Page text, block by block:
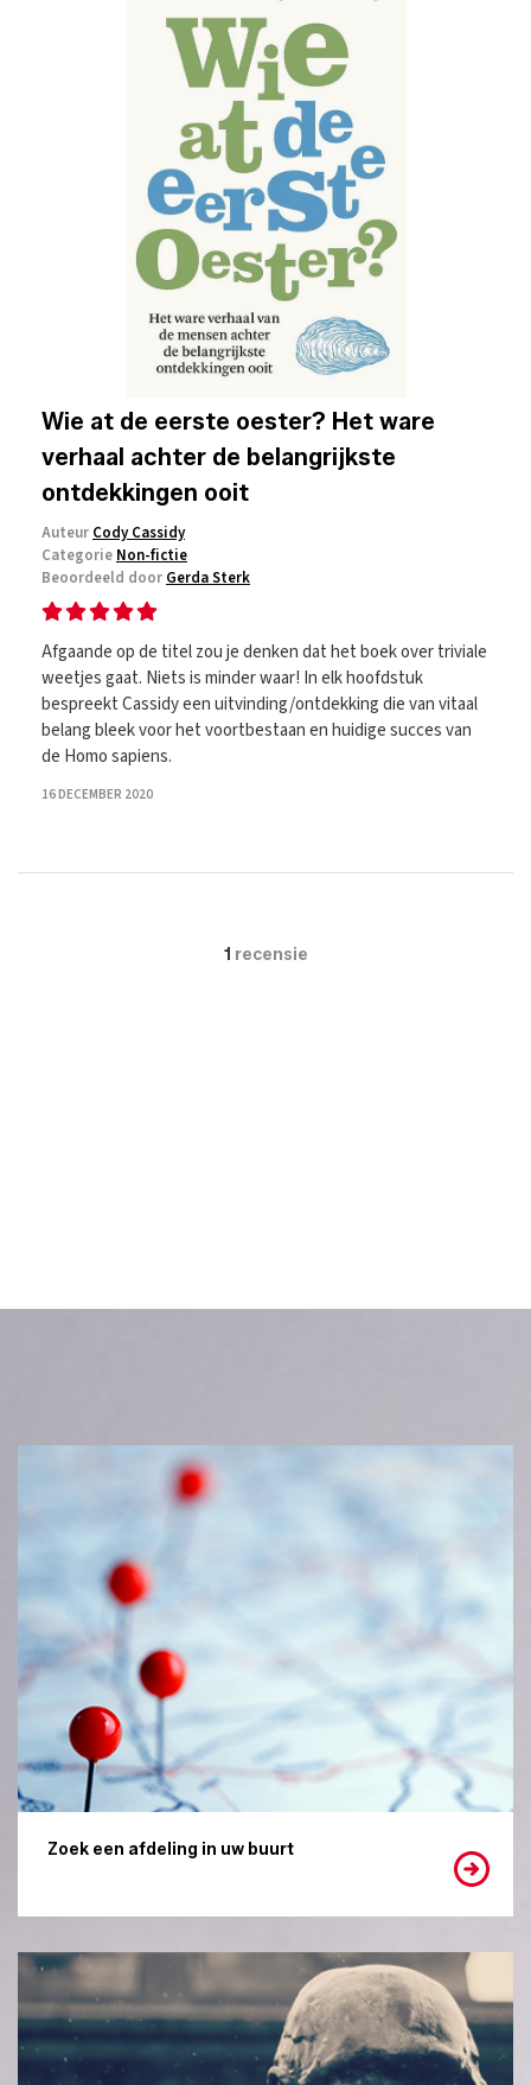
Wie at de eerste oester? Het ware
verhaal achter de belangrijkste
ontdekkingen ooit
Auteur Cody Cassidy
Categorie Non-fictie
Beoordeeld door Gerda Sterk
Afgaande op de titel zou je denken dat het boek over triviale
weetjes gaat. Niets is minder waar! In elk hoofdstuk
bespreekt Cassidy een uitvinding/ontdekking die van vitaal
belang bleek voor het voortbestaan en huidige succes van
de Homo sapiens.
16 DECEMBER 2020
1 recensie
Zoek een afdeling in uw buurt